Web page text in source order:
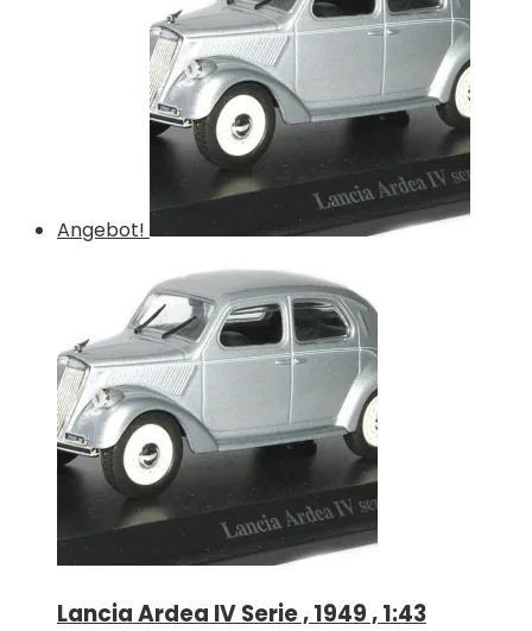
Angebot!
Lancia Ardea IV Serie , 1949 , 1:43